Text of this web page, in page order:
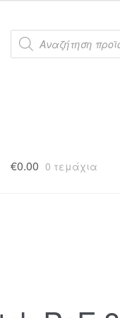
Products
search
€0.00 0 τεμάχια